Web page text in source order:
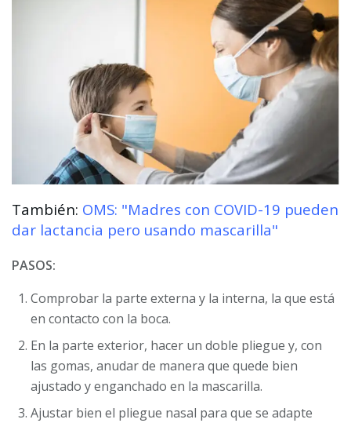
También: OMS: "Madres con COVID-19 pueden
dar lactancia pero usando mascarilla"
PASOS:
Comprobar la parte externa y la interna, la que está
en contacto con la boca.
En la parte exterior, hacer un doble pliegue y, con
las gomas, anudar de manera que quede bien
ajustado y enganchado en la mascarilla.
Ajustar bien el pliegue nasal para que se adapte